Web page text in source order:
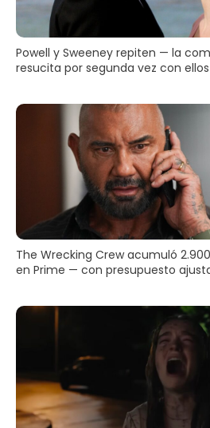
Powell y Sweeney repiten — la
resucita por segunda vez con ellos
The Wrecking Crew acumuló
en Prime — con presupuesto